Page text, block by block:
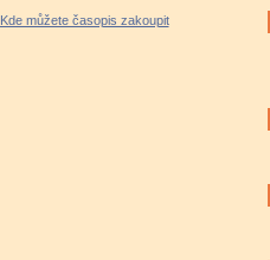
Kde můžete časopis zakoupit